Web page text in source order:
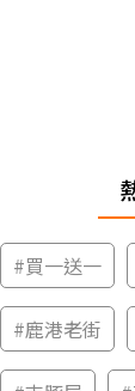
#買一送一
#鹿港老街